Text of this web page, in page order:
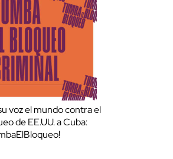
voz el mundo contra el
de EE.UU. a Cuba: